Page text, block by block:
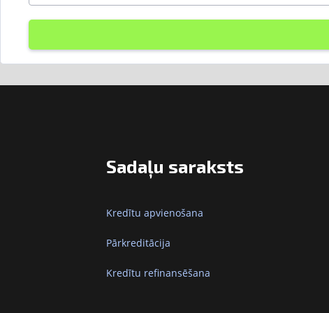
Sadaļu saraksts
Kredītu apvienošana
Pārkreditācija
Kredītu refinansēšana